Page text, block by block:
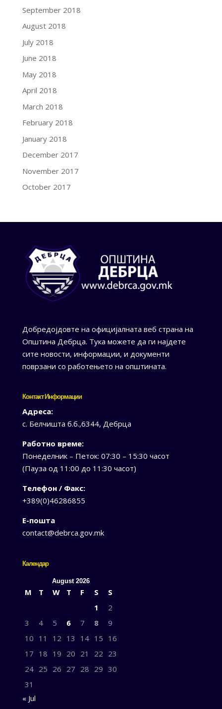
September 2018
August 2018
July 2018
June 2018
May 2018
April 2018
March 2018
February 2018
January 2018
December 2017
November 2017
October 2017
Добредојдовте на официјалната веб страна на
Општина Дебрца. Тука можете да ги најдете
сите новости, информации, и документи
поврзани со работењето на општината.
Контакт Информации
Адреса:
с. Белчишта б.б.,6344, Дебрца
Работно време:
Понеделник – Петок: 07:30 – 15:30 часот
(Пауза од 11:00 до 11:30 часот)
Телефон / Факс:
+389(0)46286855
Е-пошта
contact@debrca.gov.mk
Календар
August 2026
M T W T F S
S
1
2
3
4 5 6 7 8
9
10 11 12 13 14 15 16
17 18 19 20 21 22 23
24 25 26 27 28 29 30
31
« Jul